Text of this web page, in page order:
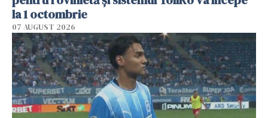
la 1 octombrie
07 AUGUST 2026